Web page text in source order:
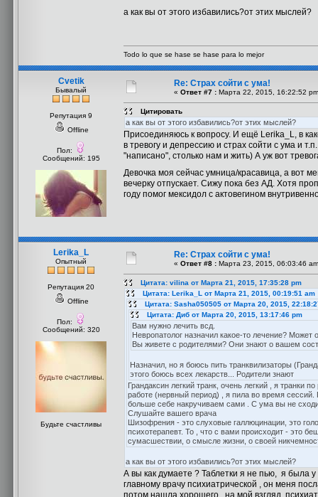
а как вы от этого избавились?от этих мыслей?
Todo lo que se hase se hase para lo mejor
Cvetik
Бывалый
Репутация 9
Offline
Пол:
Сообщений: 195
Re: Страх сойти с ума!
« Ответ #7 : Марта 22, 2015, 16:22:52
Цитировать
а как вы от этого избавились?от этих мыслей?
Присоединяюсь к вопросу. И ещё Lerika_L, в
в тревогу и депрессию и страх сойти с ума и
"написано", столько нам и жить) А уж вот
Девочка моя сейчас умница/красавица, а вот
вечерку отпускает. Сижу пока без АД. Хотя
году помог мексидол с актовегином
Lerika_L
Опытный
Репутация 20
Offline
Пол:
Сообщений: 320
Будьте счастливы
Re: Страх сойти с ума!
« Ответ #8 : Марта 23, 2015, 06:03:46
Цитата: vilina от Марта 21, 2015, 17:35:28 pm
Цитата: Lerika_L от Марта 21, 2015, 00:19:51 am
Цитата: Sasha050505 от Марта 20, 2015,
Цитата: Диб от Марта 20, 2015, 13:17:46 pm
Вам нужно лечить всд.
Невропатолог назначил какое-то лечение? Может
Вы живете с родителями? Они знают о вашем
Назначил, но я боюсь пить транквилизаторы
этого боюсь всех лекарств... Родители знают
Грандаксин легкий транк, очень легкий , я транки
работе (нервный период) , я пила во время сессий.
больше себе накручиваем сами . С ума вы не
Слушайте вашего врача
Шизофрения - это слуховые галлюцинации, это
психотерапевт. То , что с вами происходит - это
сумасшествии, о смысле жизни, о своей
а как вы от этого избавились?от этих мыслей?
А вы как думаете ? Таблетки я не пью, я была
главному врачу психиатрической , он меня
потом нашла хорошего , на мой взгляд,